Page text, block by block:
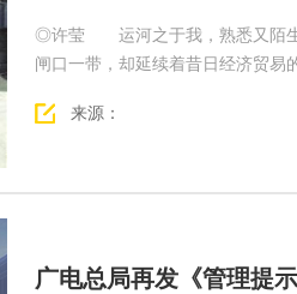
◎许莹 运河之于我，熟悉又陌生
闸口一带，却延续着昔日经济贸易
来源：
广电总局再发《管理提